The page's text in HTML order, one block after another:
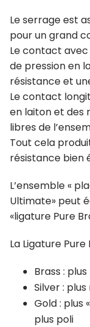
Le serrage est
pour un grand
Le contact avec
de pression en
résistance et
Le contact
en laiton et des
libres de
Tout cela
résistance bien
L’ensemble «
Ultimate» peut
«ligature Pure
La Ligature
Brass :
Silver :
Gold : plus
plus poli